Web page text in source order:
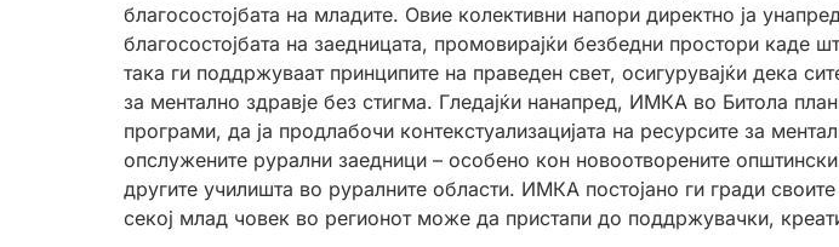
благосостојбата на младите. Овие колективни напори директно ја
благосостојбата на заедницата, промовирајќи безбедни простори каде
така ги поддржуваат принципите на праведен свет, осигурувајќи дека
за ментално здравје без стигма. Гледајќи нанапред, ИМКА во Битолa
програми, да ја продлабочи контекстуализацијата на ресурсите за
опслужените рурални заедници – особено кон новоотворените
другите училишта во руралните области. ИМКА постојано ги гради
секој млад човек во регионот може да пристапи до поддржувачки,